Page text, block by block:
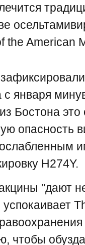
the American
с января
Бостона
опасность
H274Y.
"дают
успокаивает
чтобы